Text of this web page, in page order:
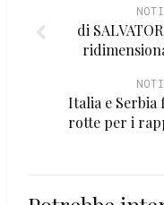
di
Italia e
rotte per i